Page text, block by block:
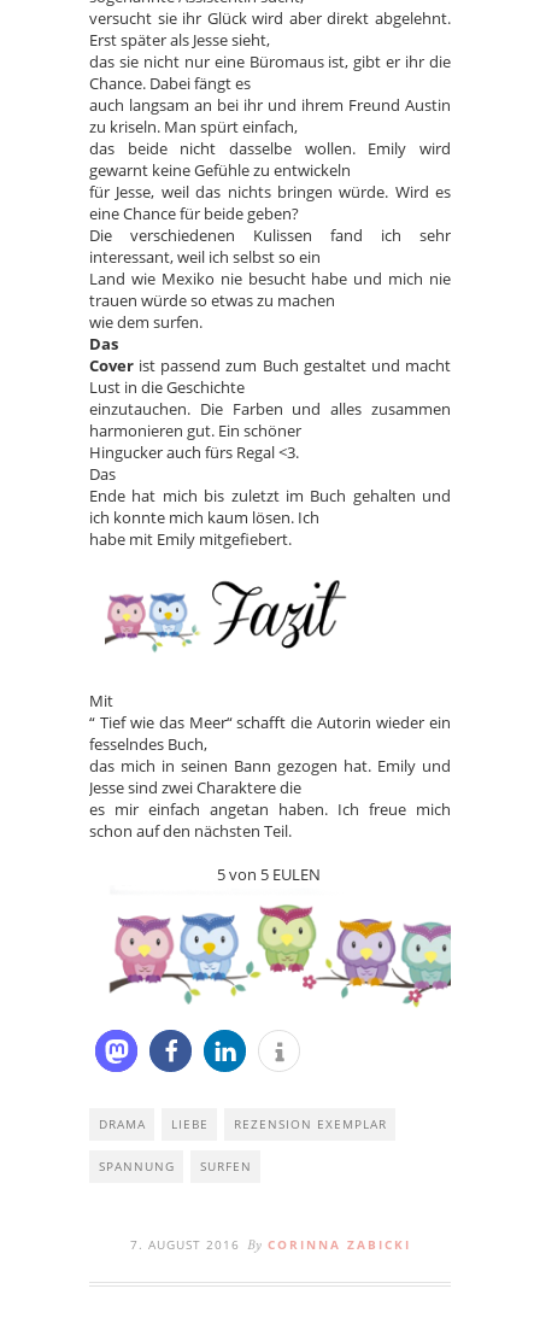
versucht sie ihr Glück wird aber direkt abgelehnt.
Erst später als Jesse sieht,
das sie nicht nur eine Büromaus ist, gibt er ihr die
Chance. Dabei fängt es
auch langsam an bei ihr und ihrem Freund Austin
zu kriseln. Man spürt einfach,
das beide nicht dasselbe wollen. Emily wird
gewarnt keine Gefühle zu entwickeln
für Jesse, weil das nichts bringen würde. Wird es
eine Chance für beide geben?
Die verschiedenen Kulissen fand ich sehr
interessant, weil ich selbst so ein
Land wie Mexiko nie besucht habe und mich nie
trauen würde so etwas zu machen
wie dem surfen.
Das
Cover ist passend zum Buch gestaltet und macht
Lust in die Geschichte
einzutauchen. Die Farben und alles zusammen
harmonieren gut. Ein schöner
Hingucker auch fürs Regal <3.
Das
Ende hat mich bis zuletzt im Buch gehalten und
ich konnte mich kaum lösen. Ich
habe mit Emily mitgefiebert.
Mit
“ Tief wie das Meer“ schafft die Autorin wieder ein
fesselndes Buch,
das mich in seinen Bann gezogen hat. Emily und
Jesse sind zwei Charaktere die
es mir einfach angetan haben. Ich freue mich
schon auf den nächsten Teil.
5 von 5 EULEN
DRAMA LIEBE REZENSION EXEMPLAR
SPANNUNG SURFEN
7. AUGUST 2016 By CORINNA ZABICKI